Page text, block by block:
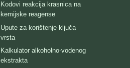
Kodovi reakcija krasnica na
kemijske reagense
Upute za korištenje ključa
vrsta
Kalkulator alkoholno-vodenog
ekstrakta